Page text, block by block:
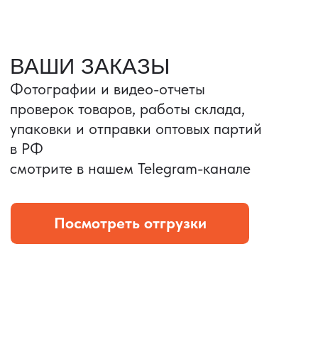
Портативные колонки
Колонка с шнуром
зарядным, без коробки
и ложемента (эвы).
Магнитная зарядка 3в1.
15w.
Комплект: устройство +
провод Type C.
КОНТРОЛЬ КАЧЕСТВА
Проверка по ТЗ включает: